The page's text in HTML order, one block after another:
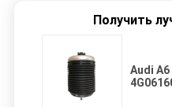
Получить
Audi